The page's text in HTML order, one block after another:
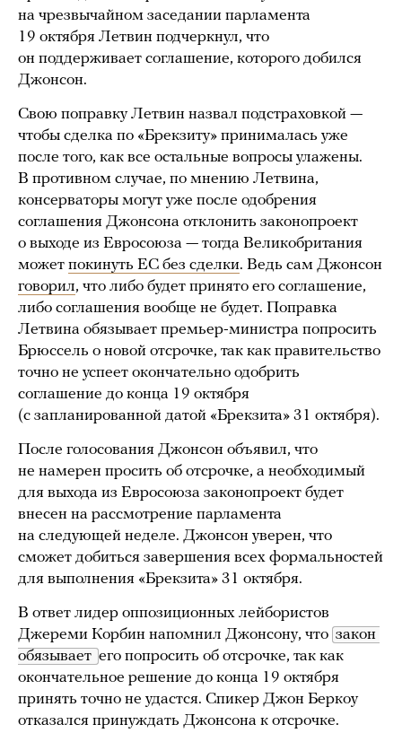
на чрезвычайном заседании парламента
19 октября Летвин подчеркнул, что
он поддерживает соглашение, которого добился
Джонсон.
Свою поправку Летвин назвал подстраховкой —
чтобы сделка по «Брекзиту» принималась уже
после того, как все остальные вопросы улажены.
В противном случае, по мнению Летвина,
консерваторы могут уже после одобрения
соглашения Джонсона отклонить законопроект
о выходе из Евросоюза — тогда Великобритания
может покинуть ЕС без сделки. Ведь сам Джонсон
говорил, что либо будет принято его соглашение,
либо соглашения вообще не будет. Поправка
Летвина обязывает премьер-министра попросить
Брюссель о новой отсрочке, так как правительство
точно не успеет окончательно одобрить
соглашение до конца 19 октября
(с запланированной датой «Брекзита» 31 октября).
После голосования Джонсон объявил, что
не намерен просить об отсрочке, а необходимый
для выхода из Евросоюза законопроект будет
внесен на рассмотрение парламента
на следующей неделе. Джонсон уверен, что
сможет добиться завершения всех формальностей
для выполнения «Брекзита» 31 октября.
В ответ лидер оппозиционных лейбористов
Джереми Корбин напомнил Джонсону, что закон
обязывает его попросить об отсрочке, так как
окончательное решение до конца 19 октября
принять точно не удастся. Спикер Джон Беркоу
отказался принуждать Джонсона к отсрочке.